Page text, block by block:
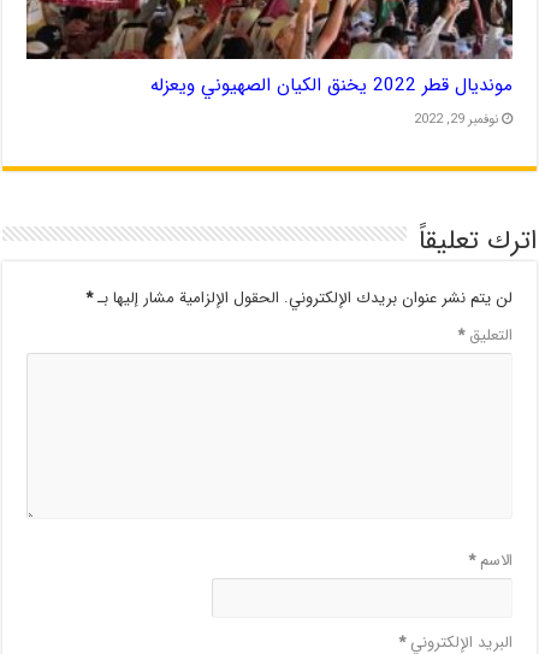
مونديال قطر 2022 يخنق الكيان الصهيوني ويعزله
نوفمبر 29, 2022
اترك تعليقاً
لن يتم نشر عنوان بريدك الإلكتروني. الحقول الإلزامية مشار إليها بـ*
التعليق*
الاسم*
البريد الإلكتروني*